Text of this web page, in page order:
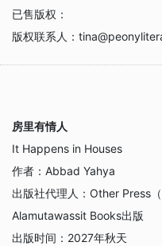
已售版权：
版权联系人：
房里有情人
It Happens in Houses
作者： Abbad Yahya
出版社代理人： Other Press
Alamutawassit Books出版
出版时间： 2027年秋天